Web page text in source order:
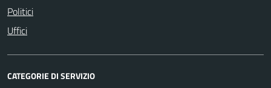
Politici
Uffici
CATEGORIE DI SERVIZIO